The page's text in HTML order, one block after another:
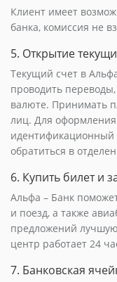
Клиент имеет
банка, комиссия не
5. Открытие
Текущий счет в
проводить
валюте. Принимать
лиц. Для оформления
обратиться в
6. Купить билет и
Альфа – Банк
и поезд, а также
предложений
центр работает 24
7. Банковская